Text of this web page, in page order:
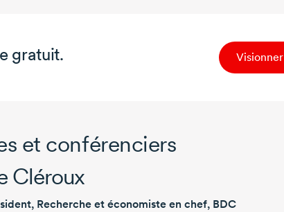
gratuit. Visionner
et conférenciers
Cléroux
Recherche et économiste en chef, BDC